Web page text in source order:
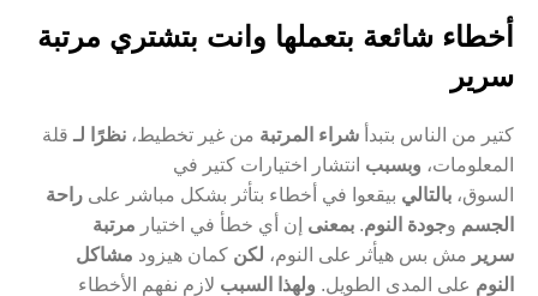
أخطاء شائعة بتعملها وانت بتشتري مرتبة
سرير
كتير من الناس بتبدأ شراء المرتبة من غير تخطيط، نظرًا لـ قلة
المعلومات، وبسبب انتشار اختيارات كتير في
السوق، بالتالي بيقعوا في أخطاء بتأثر بشكل مباشر على راحة
الجسم وجودة النوم. بمعنى إن أي خطأ في اختيار مرتبة
سرير مش بس هيأثر على النوم، لكن كمان هيزود مشاكل
النوم على المدى الطويل. ولهذا السبب لازم نفهم الأخطاء